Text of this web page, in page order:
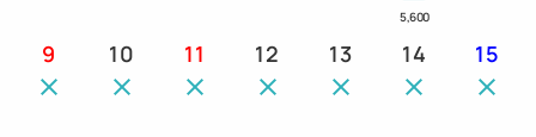
5,600
9 10 11 12 13 14 15